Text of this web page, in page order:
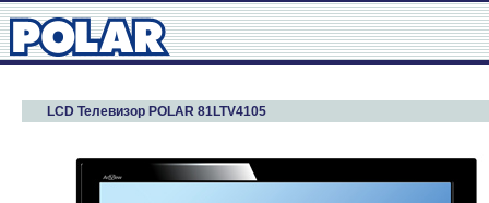
LCD Телевизор POLAR 81LTV4105